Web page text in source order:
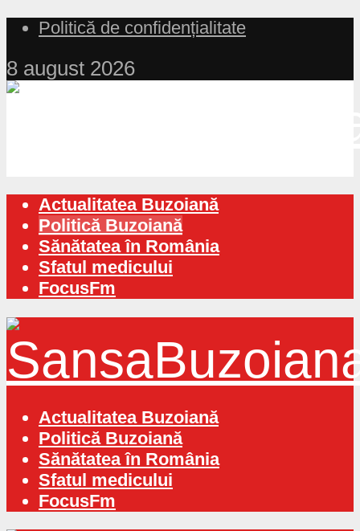
Politică de confidențialitate
8 august 2026
Actualitatea Buzoiană
Politică Buzoiană
Sănătatea în România
Sfatul medicului
FocusFm
Actualitatea Buzoiană
Politică Buzoiană
Sănătatea în România
Sfatul medicului
FocusFm